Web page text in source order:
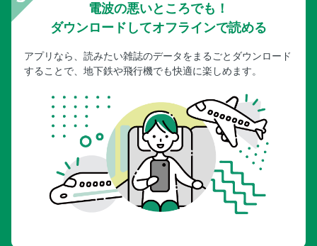
電波の悪いところでも！
ダウンロードしてオフラインで読める
アプリなら、読みたい雑誌のデータをまるごとダウンロード
することで、地下鉄や飛行機でも快適に楽しめます。